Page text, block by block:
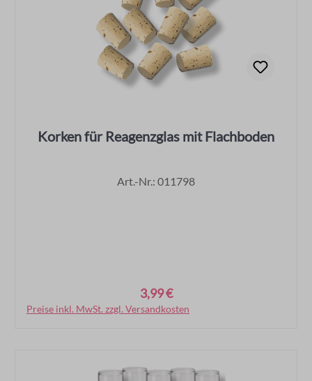
Korken für Reagenzglas mit Flachboden
Art.-Nr.: 011798
3,99 €
Preise inkl. MwSt. zzgl. Versandkosten
In den Warenkorb